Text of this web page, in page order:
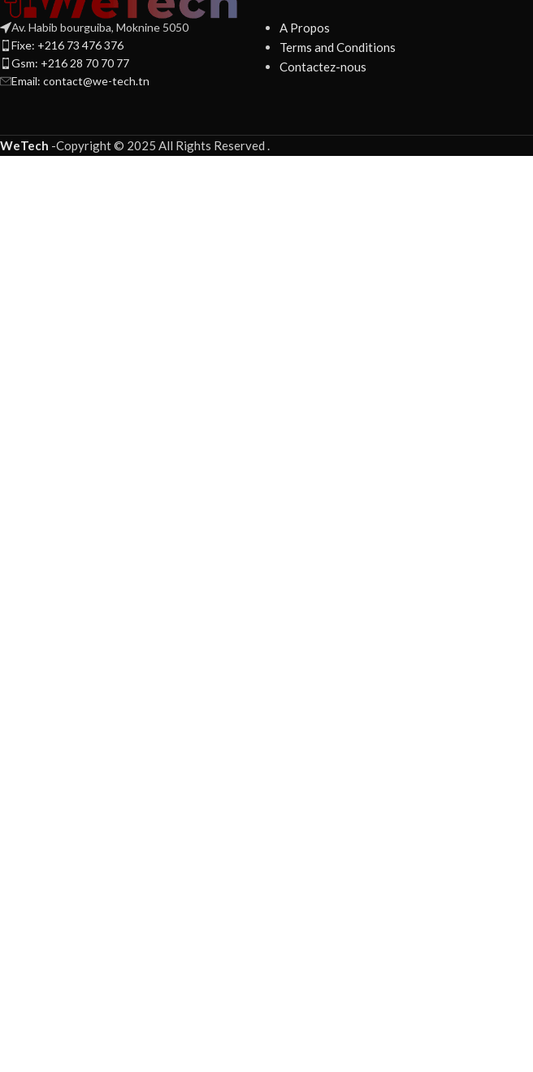
Av. Habib bourguiba, Moknine 5050
Fixe: +216 73 476 376
Gsm: +216 28 70 70 77
Email: contact@we-tech.tn
A Propos
Terms and Conditions
Contactez-nous
WeTech -Copyright © 2025 All Rights Reserved